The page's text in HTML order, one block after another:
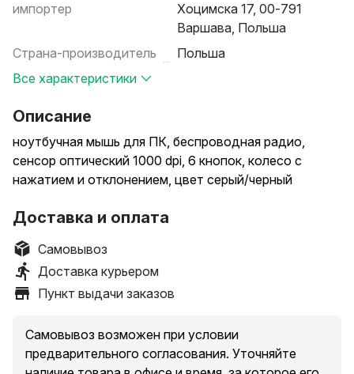
импортер
Хоцимска 17, 00-791
Варшава, Польша
Страна-производитель
Польша
Все характеристики
Описание
ноутбучная мышь для ПК, беспроводная радио,
сенсор оптический 1000 dpi, 6 кнопок, колесо с
нажатием и отклонением, цвет серый/черный
Доставка и оплата
Самовывоз
Доставка курьером
Пункт выдачи заказов
Самовывоз возможен при условии
предварительного согласования. Уточняйте